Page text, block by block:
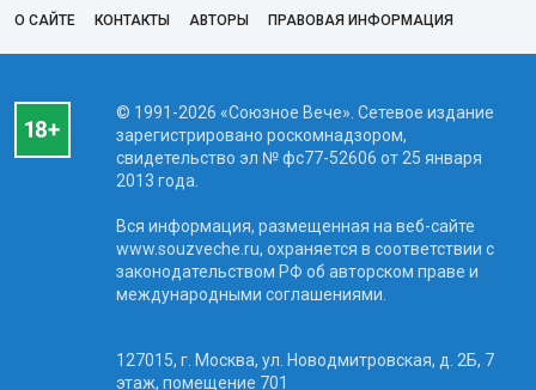
О САЙТЕ КОНТАКТЫ АВТОРЫ ПРАВОВАЯ ИНФОРМАЦИЯ
© 1991-2026 «Союзное Вече». Сетевое издание
зарегистрировано роскомнадзором,
свидетельство эл № фc77-52606 от 25 января
2013 года.
Вся информация, размещенная на веб-сайте
www.souzveche.ru, охраняется в соответствии с
законодательством РФ об авторском праве и
международными соглашениями.
127015, г. Москва, ул. Новодмитровская, д. 2Б, 7
этаж, помещение 701